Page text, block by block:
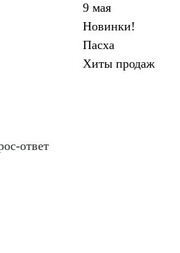
9 мая
Новинки!
Пасха
Хиты продаж
ответ